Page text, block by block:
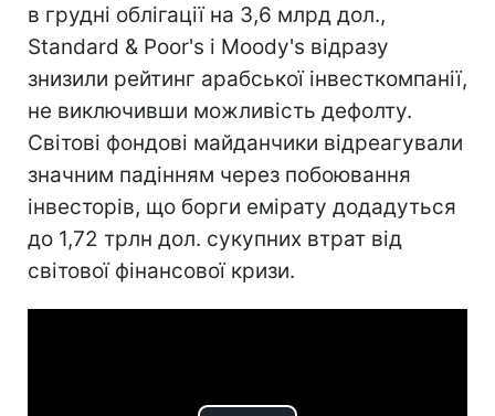
в грудні облігації на 3,6 млрд дол.,
Standard & Poor's і Moody's відразу
знизили рейтинг арабської інвесткомпанії,
не виключивши можливість дефолту.
Світові фондові майданчики відреагували
значним падінням через побоювання
інвесторів, що борги емірату додадуться
до 1,72 трлн дол. сукупних втрат від
світової фінансової кризи.